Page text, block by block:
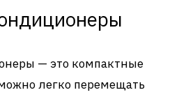
— это компактные
легко перемещать